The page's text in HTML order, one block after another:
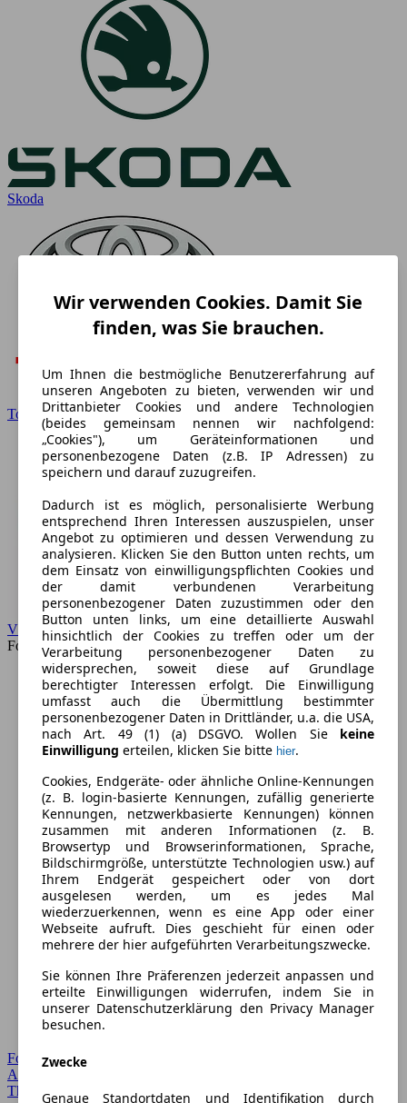
Skoda
Toyota
VW
Forum
Forum Startseite
Alle Auto-Foren
Themen-Forum
Wir verwenden Cookies. Damit Sie
finden, was Sie brauchen.
Um Ihnen die bestmögliche Benutzererfahrung auf
unseren Angeboten zu bieten, verwenden wir und
Drittanbieter Cookies und andere Technologien
(beides gemeinsam nennen wir nachfolgend:
„Cookies"), um Geräteinformationen und
personenbezogene Daten (z.B. IP Adressen) zu
speichern und darauf zuzugreifen.
Dadurch ist es möglich, personalisierte Werbung
entsprechend Ihren Interessen auszuspielen, unser
Angebot zu optimieren und dessen Verwendung zu
analysieren. Klicken Sie den Button unten rechts, um
dem Einsatz von einwilligungspflichten Cookies und
der damit verbundenen Verarbeitung
personenbezogener Daten zuzustimmen oder den
Button unten links, um eine detaillierte Auswahl
hinsichtlich der Cookies zu treffen oder um der
Verarbeitung personenbezogener Daten zu
widersprechen, soweit diese auf Grundlage
berechtigter Interessen erfolgt. Die Einwilligung
umfasst auch die Übermittlung bestimmter
personenbezogener Daten in Drittländer, u.a. die USA,
nach Art. 49 (1) (a) DSGVO. Wollen Sie keine
Einwilligung erteilen, klicken Sie bitte hier.
Cookies, Endgeräte- oder ähnliche Online-Kennungen
(z. B. login-basierte Kennungen, zufällig generierte
Kennungen, netzwerkbasierte Kennungen) können
zusammen mit anderen Informationen (z. B.
Browsertyp und Browserinformationen, Sprache,
Bildschirmgröße, unterstützte Technologien usw.) auf
Ihrem Endgerät gespeichert oder von dort
ausgelesen werden, um es jedes Mal
wiederzuerkennen, wenn es eine App oder einer
Webseite aufruft. Dies geschieht für einen oder
mehrere der hier aufgeführten Verarbeitungszwecke.
Sie können Ihre Präferenzen jederzeit anpassen und
erteilte Einwilligungen widerrufen, indem Sie in
unserer Datenschutzerklärung den Privacy Manager
besuchen.
Zwecke
Genaue Standortdaten und Identifikation durch